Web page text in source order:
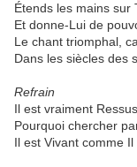
Étends les mains sur
Et donne-Lui de
Le chant triomphal,
Dans les siècles des
Refrain
Il est vraiment
Pourquoi chercher
Il est Vivant comme Il